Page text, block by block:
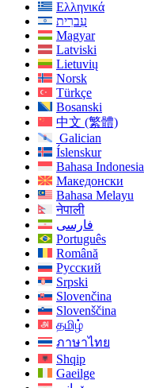
Ελληνικά
עִברִית
Magyar
Latviski
Lietuvių
Norsk
Türkçe
Bosanski
中文 (繁體)
Galician
Íslenskur
Bahasa Indonesia
Македонски
Bahasa Melayu
नेपाली
فارسی
Português
Română
Русский
Srpski
Slovenčina
Slovenščina
தமிழ்
ภาษาไทย
Shqip
Gaeilge